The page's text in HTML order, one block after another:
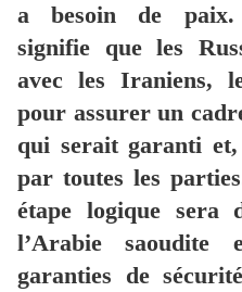
a besoin de paix.
signifie que les
avec les Iraniens,
pour assurer un
qui serait garanti et,
par toutes les
étape logique sera
l’Arabie
garanties de